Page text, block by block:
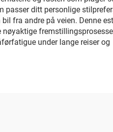
passer ditt personlige
fra andre på veien. Denne
under lange reiser og